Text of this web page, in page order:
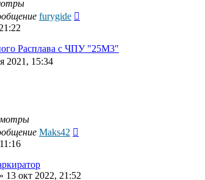
furygide
Расплава с ЧПУ "25М3"
2021, 15:34
Maks42
» 13 окт 2022, 21:52